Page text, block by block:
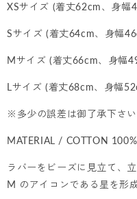
XSサイズ (着丈62cm、身幅
Sサイズ (着丈64cm、身幅
Mサイズ (着丈66cm、身幅
Lサイズ (着丈68cm、身幅
※多少の誤差は御了承下さい
MATERIAL / COTTON 100%
ラバーをビーズに見立て、
M のアイコンである星を形